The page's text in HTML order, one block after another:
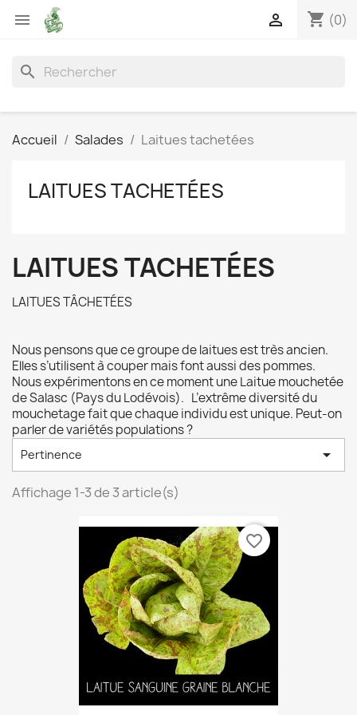
 shopping_cart (0)

search
Accueil Salades Laitues tachetées
LAITUES TACHETÉES
LAITUES TACHETÉES
LAITUES TÂCHETÉES
Nous pensons que ce groupe de laitues est très ancien.
Elles s’utilisent à couper mais font aussi des pommes.
Nous expérimentons en ce moment une Laitue mouchetée
de Salasc (Pays du Lodévois). L’extrême diversité du
mouchetage fait que chaque individu est unique. Peut-on
parler de variétés populations ?
Pertinence 
Affichage 1-3 de 3 article(s)
favorite_border